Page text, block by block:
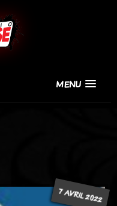
MENU
7 AVRIL 2022